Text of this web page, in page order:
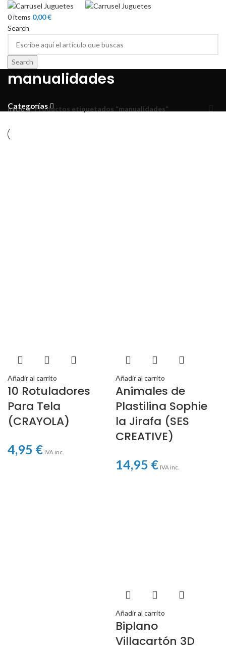
0items 0,00€
Search
Search
manualidades
Categorías
Inicio Productos etiquetados “manualidades”
Añadir al carrito
10 Rotuladores
Para Tela
(CRAYOLA)
4,95 € IVA inc.
Añadir al carrito
Animales de
Plastilina Sophie
la Jirafa (SES
CREATIVE)
14,95 € IVA inc.
Añadir al carrito
Biplano
Villacartón 3D